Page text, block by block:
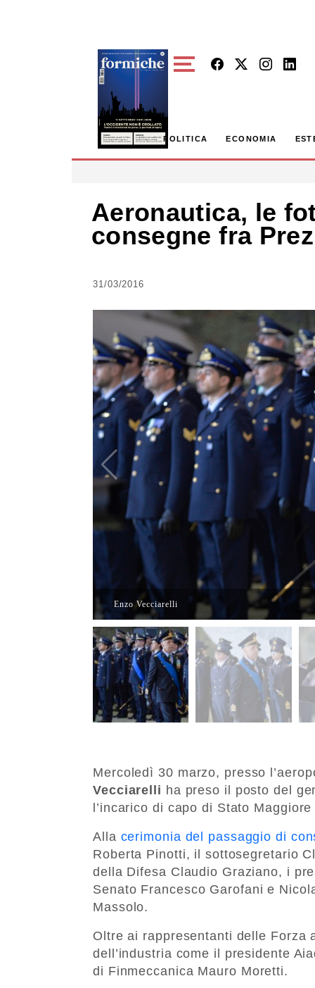
POLITICA ECONOMIA
Aeronautica, le
consegne fra
31/03/2016
Enzo Vecciarelli
Mercoledì 30 marzo, presso
Vecciarelli ha preso il posto del
l’incarico di capo di Stato
Alla cerimonia del passaggio di
Roberta Pinotti, il sottosegretario
della Difesa Claudio Graziano, i
Senato Francesco Garofani e
Massolo.
Oltre ai rappresentanti delle Forza
dell’industria come il presidente
di Finmeccanica Mauro Moretti.